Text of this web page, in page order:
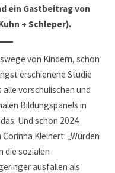
ein Gastbeitrag von
+ Schleper).
von Kindern, schon
erschienene Studie
alle vorschulischen und
Bildungspanels in
Und schon 2024
Kleinert: „Würden
die sozialen
ausfallen als